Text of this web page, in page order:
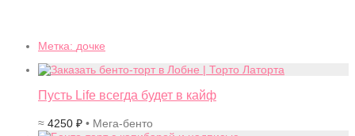
Метка: дочке
Пусть Life всегда будет в кайф
≈ 4250 ₽ • Мега-бенто